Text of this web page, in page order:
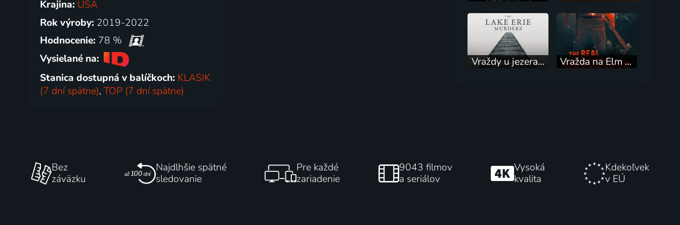
Krajina: USA
Rok výroby: 2019-2022
Hodnocenie: 78 %
Vysielané na:
Stanica dostupná v balíčkoch: KLASIK
(7 dní spätne),TOP (7 dní spätne)
Vraždy u jezera Erie Vražda na Elm Street
Bez
záväzku
Najdlhšie spätné
sledovanie
Pre každé
zariadenie
9043 filmov
a seriálov
Vysoká
kvalita
Kdekoľvek
v EÚ